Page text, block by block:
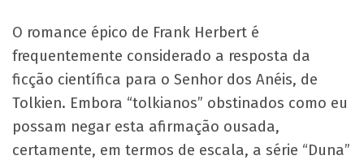
O romance épico de Frank Herbert é
frequentemente considerado a resposta da
ficção científica para o Senhor dos Anéis, de
Tolkien. Embora “tolkianos” obstinados como eu
possam negar esta afirmação ousada,
certamente, em termos de escala, a série “Duna”